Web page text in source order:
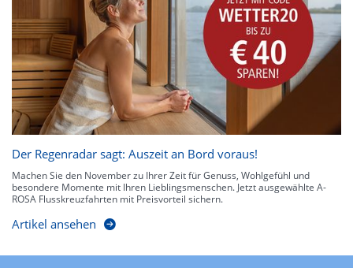
Der Regenradar sagt: Auszeit an Bord voraus!
Machen Sie den November zu Ihrer Zeit für Genuss, Wohlgefühl und
besondere Momente mit Ihren Lieblingsmenschen. Jetzt ausgewählte A-
ROSA Flusskreuzfahrten mit Preisvorteil sichern.
Artikel ansehen